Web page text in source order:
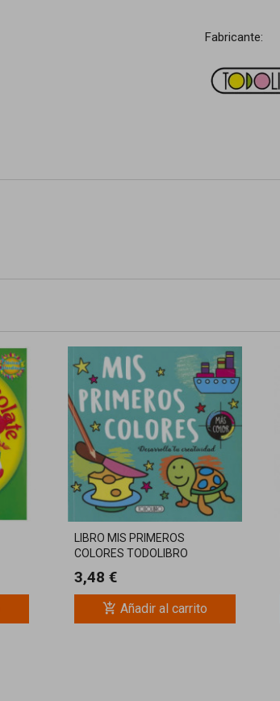
Fabricante:
LIBRO MIS PRIMEROS
COLORES TODOLIBRO
3,48 €
add_shopping_cart Añadir al carrito